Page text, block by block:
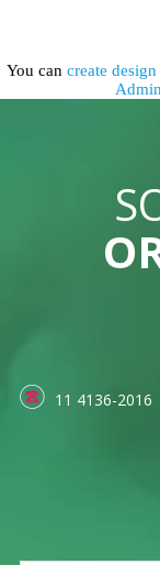
You can create design
11 4136-2016